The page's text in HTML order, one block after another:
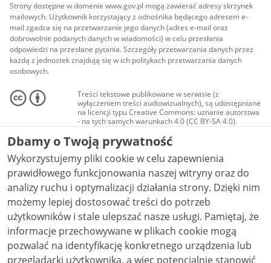
Strony dostępne w domenie www.gov.pl mogą zawierać adresy skrzynek
mailowych. Użytkownik korzystający z odnośnika będącego adresem e-
mail zgadza się na przetwarzanie jego danych (adres e-mail oraz
dobrowolnie podanych danych w wiadomości) w celu przesłania
odpowiedzi na przesłane pytania. Szczegóły przetwarzania danych przez
każdą z jednostek znajdują się w ich politykach przetwarzania danych
osobowych.
Treści tekstowe publikowane w serwisie (z
wyłączeniem treści audiowizualnych), są udostępniane
na licencji typu Creative Commons: uznanie autorstwa
- na tych samych warunkach 4.0 (CC BY-SA 4.0).
Materiały audiowizualne, w tym zdjęcia, materiały
audio i wideo, są udostępniane na licencji typu
Creative Commons: uznanie autorstwa użycie
niekomercyjne - bez utworów zależnych 4.0 (CC BY-
NC-ND 4.0), o ile nie jest to stwierdzone inaczej.
Dbamy o Twoją prywatność
Wykorzystujemy pliki cookie w celu zapewnienia
prawidłowego funkcjonowania naszej witryny oraz do
analizy ruchu i optymalizacji działania strony. Dzięki nim
możemy lepiej dostosować treści do potrzeb
użytkowników i stale ulepszać nasze usługi. Pamiętaj, że
informacje przechowywane w plikach cookie mogą
pozwalać na identyfikację konkretnego urządzenia lub
przeglądarki użytkownika, a więc potencjalnie stanowić